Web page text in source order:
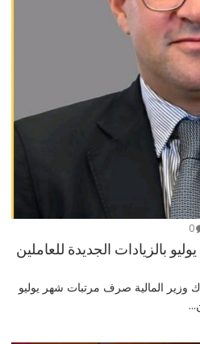
0
بالزيادات الجديدة للعاملين
المالية صرف مرتبات شهر يوليو